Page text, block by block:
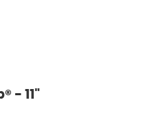
- 11"